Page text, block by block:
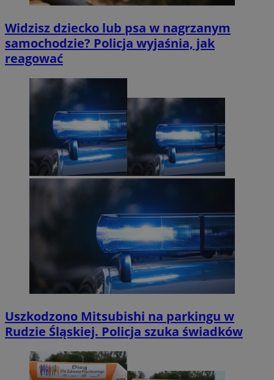
Widzisz dziecko lub psa w nagrzanym
samochodzie? Policja wyjaśnia, jak
reagować
Uszkodzono Mitsubishi na parkingu w
Rudzie Śląskiej. Policja szuka świadków